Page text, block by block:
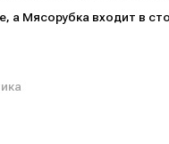
а Мясорубка входит в